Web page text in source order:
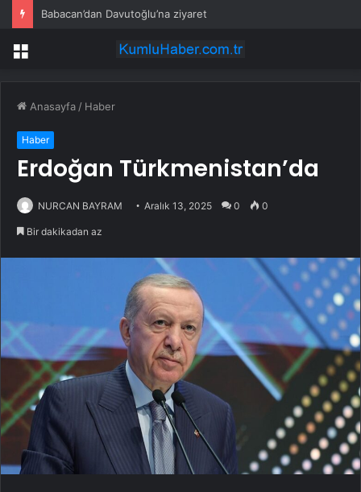
Babacan’dan Davutoğlu’na ziyaret
Menü
Anasayfa / Haber
Haber
Erdoğan Türkmenistan’da
NURCAN BAYRAM Aralık 13, 2025 0 0
Bir dakikadan az